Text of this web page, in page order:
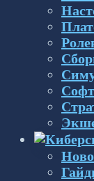
Софт